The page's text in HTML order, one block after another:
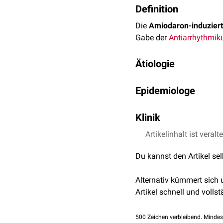
Definition
Die Amiodaron-
Gabe der
Ätiologie
hemmt bestimmte
Epidemiologe
Eine Hypothyreose
zu 23 Prozent der
Klinik
Sofern eine alternative
und daher im
Amiodaron-induzierte
erforderlich ist.
Artikelinhalt ist
Du kannst den Artikel
Alternativ kümmert sich
Artikel schnell und
500 Zeichen verbleibend.